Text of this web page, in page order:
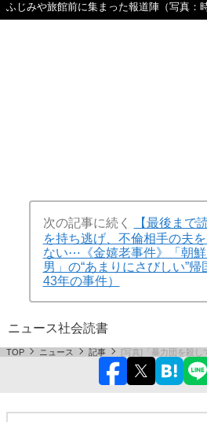
ふじみや旅館前に集まった報道陣（写真：
次の記事に続く
【最後まで
を持ち逃げ、不倫相手の夫
ない⋯《金嬉老事件》「朝
男」の“あまりにさびしい”
43年の事件）
ニュース社会読書
TOP ニュース 記事 [写真]「暴力団を殺